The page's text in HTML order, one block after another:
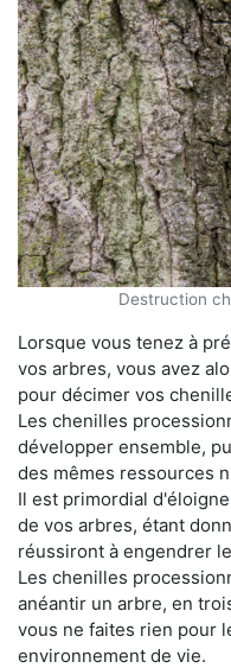
Destruction
Lorsque vous tenez à
vos arbres, vous avez
pour décimer vos
Les chenilles
développer ensemble,
des mêmes ressources
Il est primordial
de vos arbres, étant
réussiront à engendrer
Les chenilles
anéantir un arbre, en
vous ne faites rien pour
environnement de vie.